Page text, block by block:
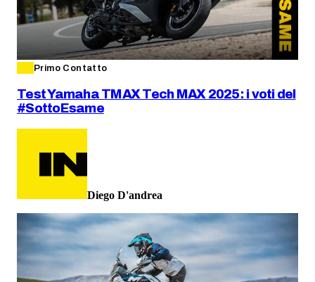
Primo Contatto
Test Yamaha TMAX Tech MAX 2025: i voti del
#SottoEsame
Diego D'andrea